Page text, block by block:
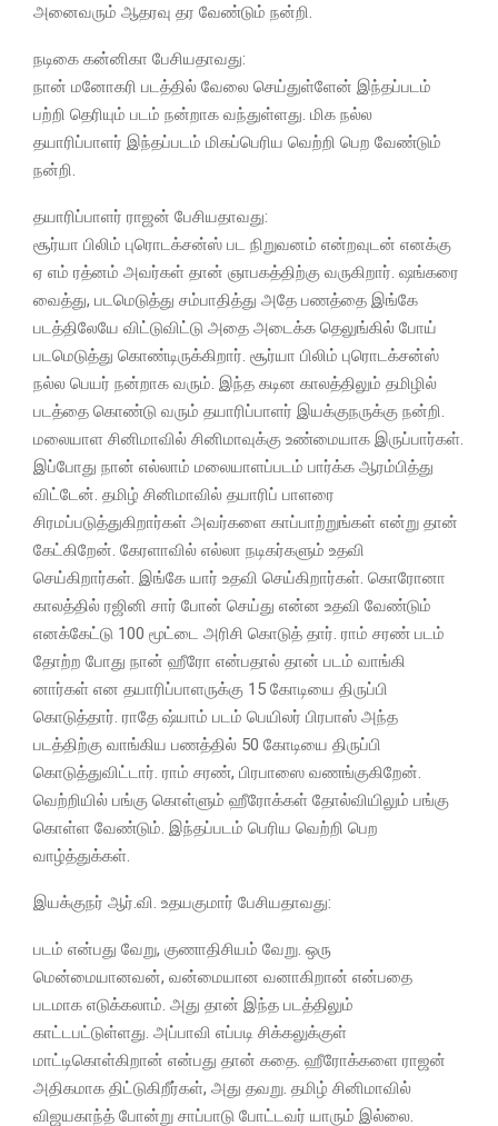
அனைவரும் ஆதரவு தர வேண்டும் நன்றி.
நடிகை கன்னிகா பேசியதாவது:
நான் மனோகரி படத்தில் வேலை செய்துள்ளேன் இந்தப்படம்
பற்றி தெரியும் படம் நன்றாக வந்துள்ளது. மிக நல்ல
தயாரிப்பாளர் இந்தப்படம் மிகப்பெரிய வெற்றி பெற வேண்டும்
நன்றி.
தயாரிப்பாளர் ராஜன் பேசியதாவது:
சூர்யா பிலிம் புரொடக்சன்ஸ் பட நிறுவனம் என்றவுடன் எனக்கு
ஏ எம் ரத்னம் அவர்கள் தான் ஞாபகத்திற்கு வருகிறார். ஷங்கரை
வைத்து, படமெடுத்து சம்பாதித்து அதே பணத்தை இங்கே
படத்திலேயே விட்டுவிட்டு அதை அடைக்க தெலுங்கில் போய்
படமெடுத்து கொண்டிருக்கிறார். சூர்யா பிலிம் புரொடக்சன்ஸ்
நல்ல பெயர் நன்றாக வரும். இந்த கடின காலத்திலும் தமிழில்
படத்தை கொண்டு வரும் தயாரிப்பாளர் இயக்குநருக்கு நன்றி.
மலையாள சினிமாவில் சினிமாவுக்கு உண்மையாக இருப்பார்கள்.
இப்போது நான் எல்லாம் மலையாளப்படம் பார்க்க ஆரம்பித்து
விட்டேன். தமிழ் சினிமாவில் தயாரிப் பாளரை
சிரமப்படுத்துகிறார்கள் அவர்களை காப்பாற்றுங்கள் என்று தான்
கேட்கிறேன். கேரளாவில் எல்லா நடிகர்களும் உதவி
செய்கிறார்கள். இங்கே யார் உதவி செய்கிறார்கள். கொரோனா
காலத்தில் ரஜினி சார் போன் செய்து என்ன உதவி வேண்டும்
எனக்கேட்டு 100 மூட்டை அரிசி கொடுத் தார். ராம் சரண் படம்
தோற்ற போது நான் ஹீரோ என்பதால் தான் படம் வாங்கி
னார்கள் என தயாரிப்பாளருக்கு 15 கோடியை திருப்பி
கொடுத்தார். ராதே ஷ்யாம் படம் பெயிலர் பிரபாஸ் அந்த
படத்திற்கு வாங்கிய பணத்தில் 50 கோடியை திருப்பி
கொடுத்துவிட்டார். ராம் சரண், பிரபாஸை வணங்குகிறேன்.
வெற்றியில் பங்கு கொள்ளும் ஹீரோக்கள் தோல்வியிலும் பங்கு
கொள்ள வேண்டும். இந்தப்படம் பெரிய வெற்றி பெற
வாழ்த்துக்கள்.
இயக்குநர் ஆர்.வி. உதயகுமார் பேசியதாவது:
படம் என்பது வேறு, குணாதிசியம் வேறு. ஒரு
மென்மையானவன், வன்மையான வனாகிறான் என்பதை
படமாக எடுக்கலாம். அது தான் இந்த படத்திலும்
காட்டபட்டுள்ளது. அப்பாவி எப்படி சிக்கலுக்குள்
மாட்டிகொள்கிறான் என்பது தான் கதை. ஹீரோக்களை ராஜன்
அதிகமாக திட்டுகிறீர்கள், அது தவறு. தமிழ் சினிமாவில்
விஜயகாந்த் போன்று சாப்பாடு போட்டவர் யாரும் இல்லை.